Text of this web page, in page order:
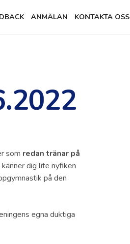
ANMÄLAN KONTAKTA OSS
som redan tränar på
dig lite nyfiken
på den
egna duktiga